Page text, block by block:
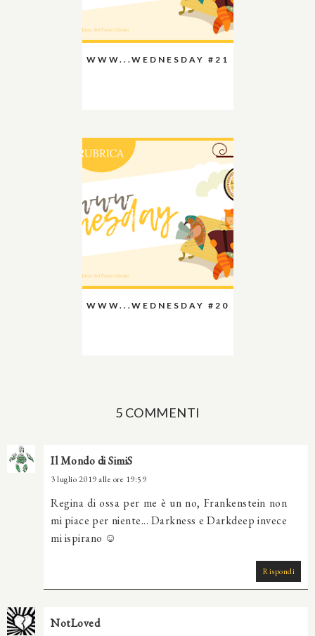
WWW...WEDNESDAY #21
WWW...WEDNESDAY #20
5 COMMENTI
Il Mondo di SimiS
3 luglio 2019 alle ore 19:59
Regina di ossa per me è un no, Frankenstein non
mi piace per niente... Darkness e Darkdeep invece
mi ispirano ☺️
Rispondi
NotLoved